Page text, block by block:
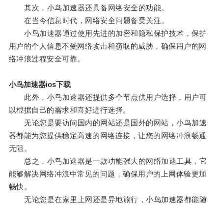
其次，小鸟加速器还具备网络安全的功能。
在当今信息时代，网络安全问题备受关注。
小鸟加速器通过使用先进的加密和隐私保护技术，保护
用户的个人信息不受网络攻击和窃取的威胁，确保用户的网
络冲浪过程安全可靠。
小鸟加速器ios下载
此外，小鸟加速器还提供多个节点供用户选择，用户可
以根据自己的需求和喜好进行选择。
无论您是要访问国内的网站还是国外的网站，小鸟加速
器都能为您提供稳定高速的网络连接，让您的网络冲浪畅通
无阻。
总之，小鸟加速器是一款功能强大的网络加速工具，它
能够解决网络冲浪中常见的问题，确保用户的上网体验更加
畅快。
无论您是在家里上网还是异地旅行，小鸟加速器都能随